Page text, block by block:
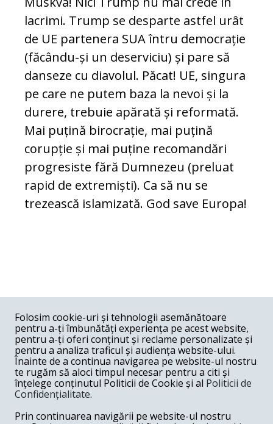
lacrimi. Trump se desparte astfel urât
de UE partenera SUA întru democrație
(făcându-și un deserviciu) și pare să
danseze cu diavolul. Păcat! UE, singura
pe care ne putem baza la nevoi și la
durere, trebuie apărată și reformată.
Mai puțină birocrație, mai puțină
corupție și mai puține recomandări
progresiste fără Dumnezeu (preluat
rapid de extremiști). Ca să nu se
trezească islamizată. God save Europa!
COMENTARII
Nume
Email
Folosim cookie-uri și tehnologii asemănătoare
pentru a-ți îmbunătăți experiența pe acest website,
pentru a-ți oferi conținut și reclame personalizate și
pentru a analiza traficul și audiența website-ului.
Înainte de a continua navigarea pe website-ul nostru
te rugăm să aloci timpul necesar pentru a citi și
înțelege conținutul Politicii de Cookie și al Politicii de
Confidențialitate.
Prin continuarea navigării pe website-ul nostru